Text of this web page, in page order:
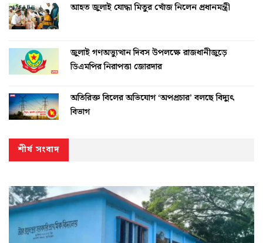
আহত জুলাই যোদ্ধা মিতুর খোঁজ নিলেন প্রধানমন্ত্রী
জুলাই গণঅভ্যুত্থান দিবস উপলক্ষে রাজধানীজুড়ে
ডিএমপির নিরাপত্তা জোরদার
অতিরিক্ত বিলের অভিযোগ ‘অপপ্রচার’ বলছে বিদ্যুৎ
বিভাগ
শীর্ষ সংবাদ